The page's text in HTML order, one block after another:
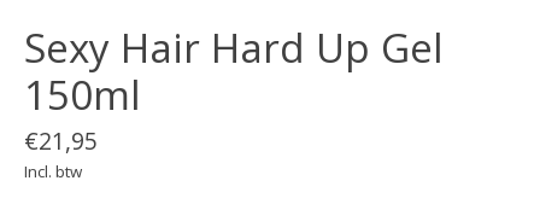
Sexy Hair Hard Up Gel
150ml
€21,95
Incl. btw